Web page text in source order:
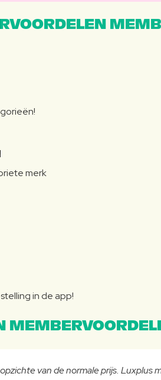
merk
in de app!
van de normale prijs.